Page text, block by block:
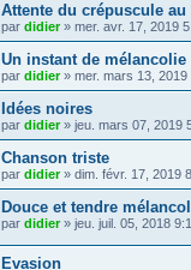
Attente du crépuscule
par didier» mer. avr. 17, 2019
Un instant de mélancolie
par didier» mer. mars 13, 2019
Idées noires
par didier» jeu. mars 07, 2019
Chanson triste
par didier» dim. févr. 17, 2019
Douce et tendre
par didier» jeu. juil. 05, 2018
Evasion